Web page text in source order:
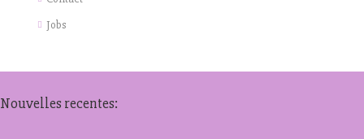
Jobs
Nouvelles recentes: